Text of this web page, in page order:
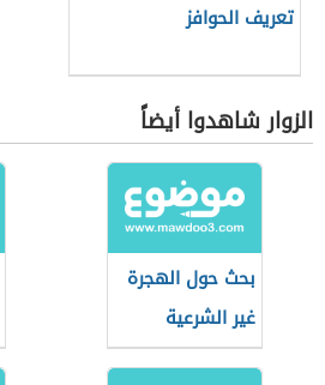
تعريف الحوافز
الزوار شاهدوا أيضاً
بحث حول الهجرة
غير الشرعية